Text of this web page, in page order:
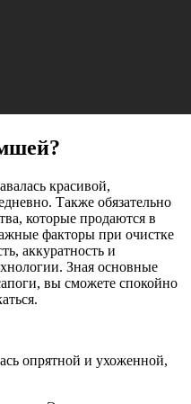
красивой,
Также обязательно
которые продаются в
факторы при очистке
аккуратность и
Зная основные
вы сможете спокойно
опрятной и ухоженной,